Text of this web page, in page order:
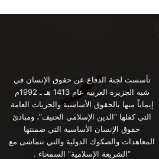
تأسست لجنة الدفاع عن حقوق الإنسان في
شبه الجزيرة العربية عام 1413 هـ ـ 1992م
إيماناً منها بالحقوق الأساسية والحريات العامة
التي كفلها “الدين الإسلامي الحنيف”، ومبادئ
حقوق الإنسان الأساسية التي ضمنتها
المعاهدات والصكوك الدولية والتي تتماشى مع
“الشريعة الإسلامية” السمحاء .